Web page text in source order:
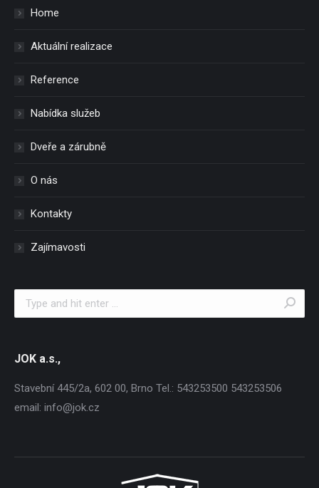
Home
Aktuální realizace
Reference
Nabídka služeb
Dveře a zárubně
O nás
Kontakty
Zajímavosti
Search:
JOK a.s.,
Stavební 445/2a, 602 00, Brno Tel.: 543253500 543253506
email: info@jok.cz